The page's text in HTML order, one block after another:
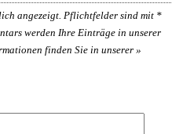
angezeigt. Pflichtfelder sind mit *
werden Ihre Einträge in unserer
finden Sie in unserer »